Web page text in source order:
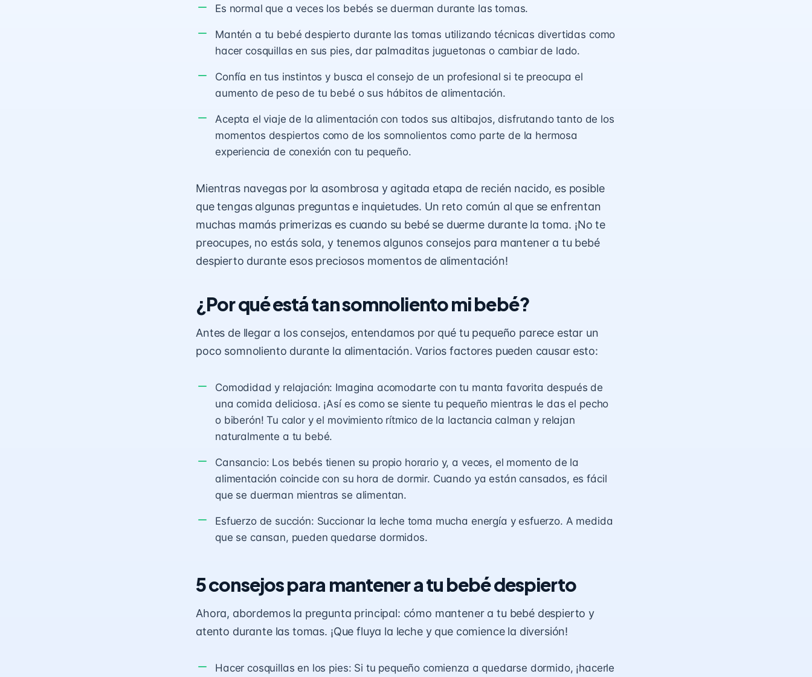
Es normal que a veces los bebés se duerman durante las tomas.
Mantén a tu bebé despierto durante las tomas utilizando técnicas divertidas como
hacer cosquillas en sus pies, dar palmaditas juguetonas o cambiar de lado.
Confía en tus instintos y busca el consejo de un profesional si te preocupa el
aumento de peso de tu bebé o sus hábitos de alimentación.
Acepta el viaje de la alimentación con todos sus altibajos, disfrutando tanto de los
momentos despiertos como de los somnolientos como parte de la hermosa
experiencia de conexión con tu pequeño.
Mientras navegas por la asombrosa y agitada etapa de recién nacido, es posible
que tengas algunas preguntas e inquietudes. Un reto común al que se enfrentan
muchas mamás primerizas es cuando su bebé se duerme durante la toma. ¡No te
preocupes, no estás sola, y tenemos algunos consejos para mantener a tu bebé
despierto durante esos preciosos momentos de alimentación!
¿Por qué está tan somnoliento mi bebé?
Antes de llegar a los consejos, entendamos por qué tu pequeño parece estar un
poco somnoliento durante la alimentación. Varios factores pueden causar esto:
Comodidad y relajación: Imagina acomodarte con tu manta favorita después de
una comida deliciosa. ¡Así es como se siente tu pequeño mientras le das el pecho
o biberón! Tu calor y el movimiento rítmico de la lactancia calman y relajan
naturalmente a tu bebé.
Cansancio: Los bebés tienen su propio horario y, a veces, el momento de la
alimentación coincide con su hora de dormir. Cuando ya están cansados, es fácil
que se duerman mientras se alimentan.
Esfuerzo de succión: Succionar la leche toma mucha energía y esfuerzo. A medida
que se cansan, pueden quedarse dormidos.
5 consejos para mantener a tu bebé despierto
Ahora, abordemos la pregunta principal: cómo mantener a tu bebé despierto y
atento durante las tomas. ¡Que fluya la leche y que comience la diversión!
Hacer cosquillas en los pies: Si tu pequeño comienza a quedarse dormido, ¡hacerle